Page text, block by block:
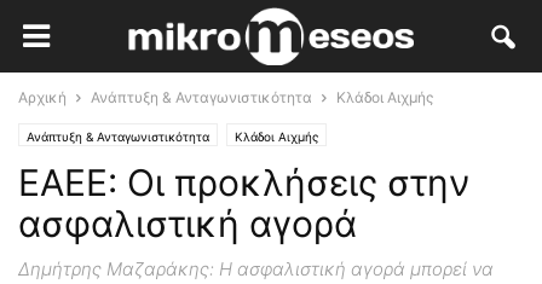
Αρχική Ανάπτυξη & Ανταγωνιστικότητα Κλάδοι Αιχμής
Ανάπτυξη & Ανταγωνιστικότητα Κλάδοι Αιχμής
ΕΑΕΕ: Οι προκλήσεις στην
ασφαλιστική αγορά
Δημήτρης Μαζαράκης: Η ασφαλιστική αγορά μπορεί να